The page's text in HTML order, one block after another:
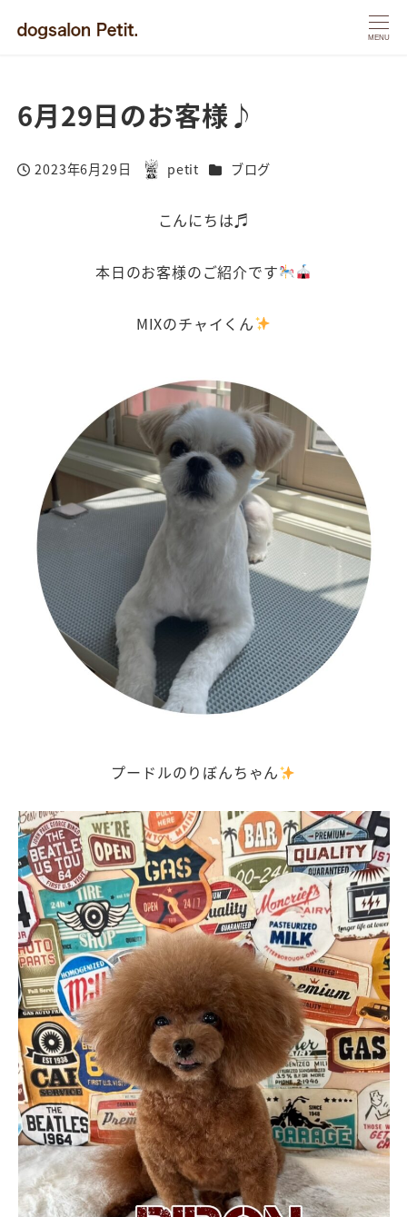
MENU
6月29日のお客様♪
投稿日
2023年6月29日
著
petit カテゴリー
ブログ
こんにちは♬
本日のお客様のご紹介です
MIXのチャイくん
プードルのりぼんちゃん